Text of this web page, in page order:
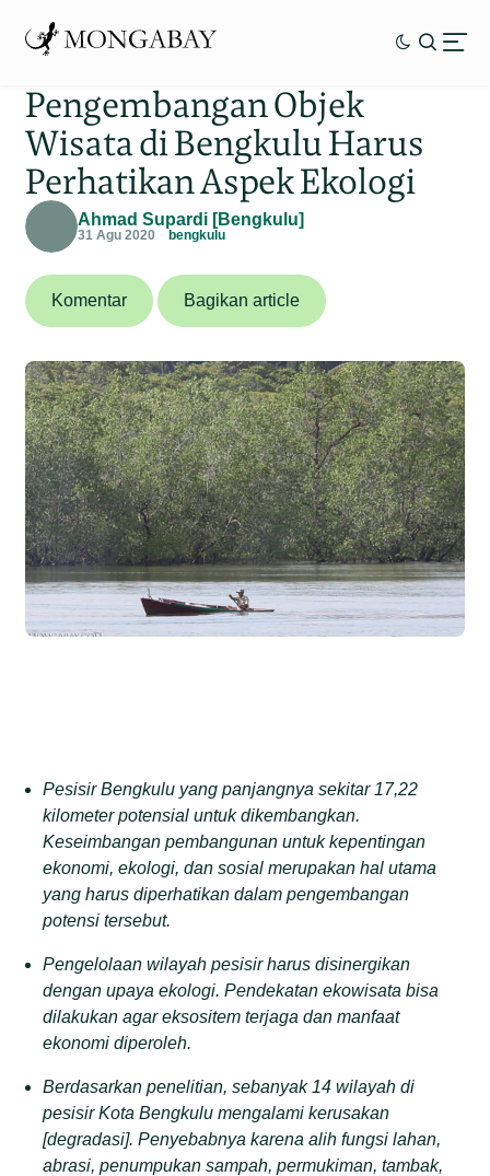
Pengembangan Objek
Wisata di Bengkulu Harus
Perhatikan Aspek Ekologi
Ahmad Supardi [Bengkulu]
31 Agu 2020 bengkulu
Komentar Bagikan article
Pesisir Bengkulu yang panjangnya sekitar 17,22
kilometer potensial untuk dikembangkan.
Keseimbangan pembangunan untuk kepentingan
ekonomi, ekologi, dan sosial merupakan hal utama
yang harus diperhatikan dalam pengembangan
potensi tersebut.
Pengelolaan wilayah pesisir harus disinergikan
dengan upaya ekologi. Pendekatan ekowisata bisa
dilakukan agar eksositem terjaga dan manfaat
ekonomi diperoleh.
Berdasarkan penelitian, sebanyak 14 wilayah di
pesisir Kota Bengkulu mengalami kerusakan
[degradasi]. Penyebabnya karena alih fungsi lahan,
abrasi, penumpukan sampah, permukiman, tambak,